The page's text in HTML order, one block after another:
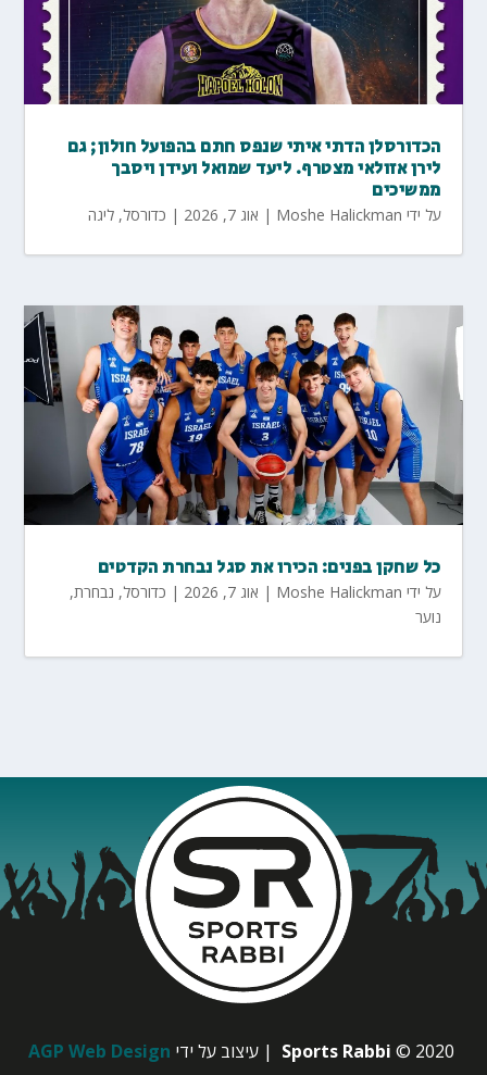
הכדורסלן הדתי איתי שנפס חתם בהפועל חולון; גם
לירן אזולאי מצטרף. ליעד שמואל ועידן ויסבך
ממשיכים
על ידי Moshe Halickman
| אוג 7, 2026 | כדורסל,ליגה
כל שחקן בפנים: הכירו את סגל נבחרת הקדטים
על ידי Moshe Halickman
| אוג 7, 2026 | כדורסל, נבחרת,
נוער
Sports Rabbi © 2020 | עיצוב על ידי AGP Web Design